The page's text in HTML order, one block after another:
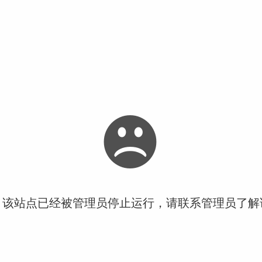
站点已经被管理员停止运行，请联系管理员了